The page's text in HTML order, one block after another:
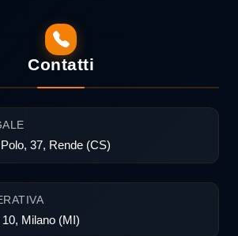
Contatti
37, Rende (CS)
Milano (MI)